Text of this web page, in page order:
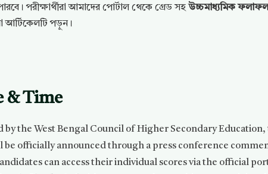
পরীক্ষার্থীরা আমাদের পোর্টাল থেকে গ্রেড সহউচ্চমাধ্যমিক
আর্টিকেলটি পড়ুন।
& Time
the West Bengal Council of Higher Secondary Education,
be officially announced through a press conference
can access their individual scores via the official